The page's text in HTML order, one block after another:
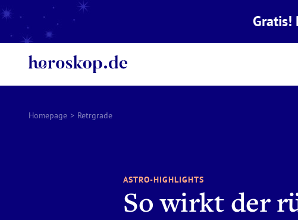
Gratis!
Homepage > Retrgrade
ASTRO-HIGHLIGHTS
So wirkt der